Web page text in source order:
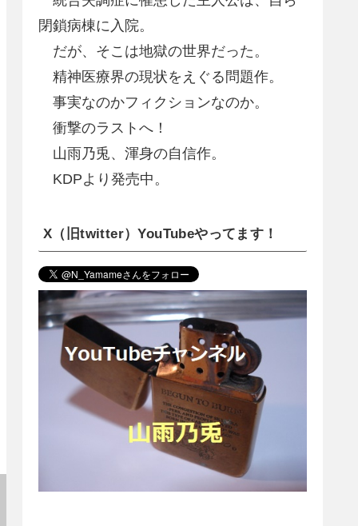
閉鎖病棟に入院。
だが、そこは地獄の世界だった。
精神医療界の現状をえぐる問題作。
事実なのかフィクションなのか。
衝撃のラストへ！
山雨乃兎、渾身の自信作。
KDPより発売中。
X（旧twitter）YouTubeやってます！